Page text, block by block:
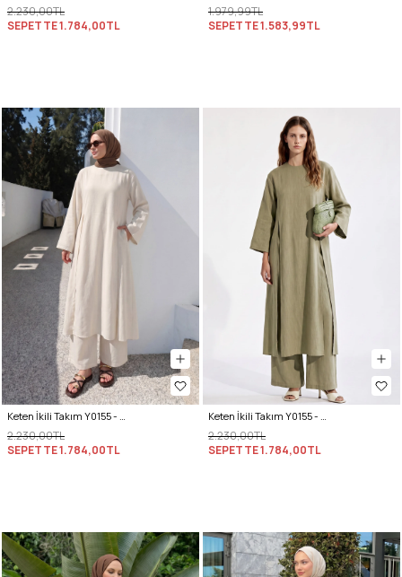
2.230,00TL
SEPETTE1.784,00TL
1.979,99TL
SEPETTE1.583,99TL
Keten İkili Takım Y0155 - EKRU
2.230,00TL
SEPETTE1.784,00TL
Keten İkili Takım Y0155 - AÇIK HAKİ
2.230,00TL
SEPETTE1.784,00TL